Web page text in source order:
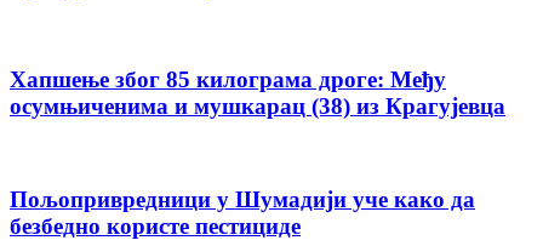
Хапшење због 85 килограма дроге: Међу
осумњиченима и мушкарац (38) из Крагујевца
Пољопривредници у Шумадији уче како да
безбедно користе пестициде